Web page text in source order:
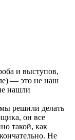
и выступов,
— это не наш
нашли
решили делать
он все
такой, как
Не